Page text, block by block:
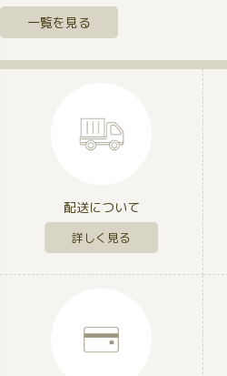
一覧を見る
配送について
詳しく見る